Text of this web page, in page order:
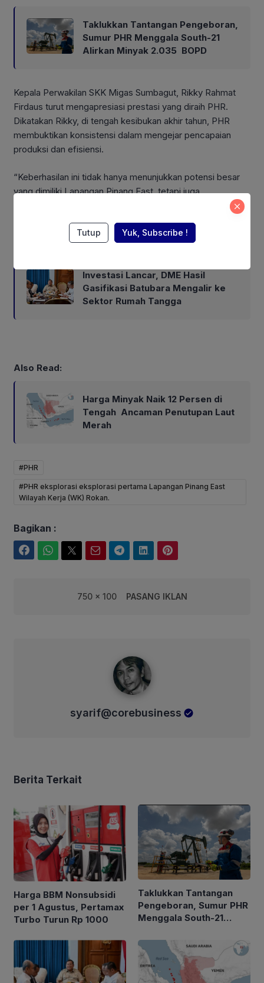
Taklukkan Tantangan Pengeboran,
Sumur PHR Menggala South-21
Alirkan Minyak 2.035 BOPD
Kepala Perwakilan SKK Migas Sumbagut, Rikky Rahmat
Firdaus turut mengapresiasi prestasi yang diraih PHR.
Dikatakan Rikky, di tengah kesibukan akhir tahun, PHR
membuktikan konsistensi dalam mengejar pencapaian
produksi dan efisiensi.
“Keberhasilan ini tidak hanya menunjukkan potensi besar
yang dimiliki Lapangan Pinang East, tetapi juga
Investasi Lancar, DME Hasil
Gasifikasi Batubara Mengalir ke
Sektor Rumah Tangga
Also Read:
Harga Minyak Naik 12 Persen di
Tengah Ancaman Penutupan Laut
Merah
#PHR
#PHR eksplorasi eksplorasi pertama Lapangan Pinang East
Wilayah Kerja (WK) Rokan.
Bagikan :
750 x 100 PASANG IKLAN
syarif@corebusiness
Berita Terkait
Harga BBM Nonsubsidi
per 1 Agustus, Pertamax
Turbo Turun Rp 1000
Taklukkan Tantangan
Pengeboran, Sumur PHR
Menggala South-21
BOPD
Tutup Yuk, Subscribe !